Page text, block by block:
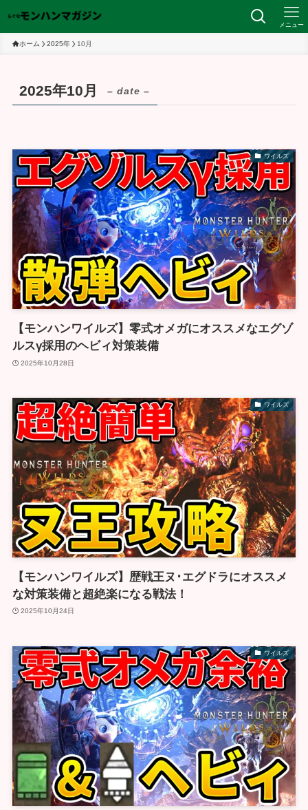
メニュー
ホーム 2025年 10月
2025年10月 – date –
ワイルズ
【モンハンワイルズ】零式オメガにオススメなエグゾ
ルスγ採用のヘビィ対策装備
2025年10月28日
ワイルズ
【モンハンワイルズ】歴戦王ヌ･エグドラにオススメ
な対策装備と超絶楽になる戦法！
2025年10月24日
ワイルズ